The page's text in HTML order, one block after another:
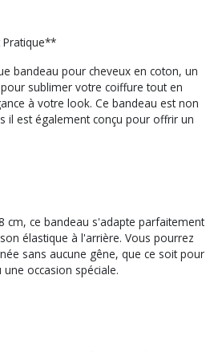
Pratique**
bandeau pour cheveux en coton, un
sublimer votre coiffure tout en
à votre look. Ce bandeau est non
il est également conçu pour offrir un
cm, ce bandeau s'adapte parfaitement
élastique à l'arrière. Vous pourrez
sans aucune gêne, que ce soit pour
occasion spéciale.